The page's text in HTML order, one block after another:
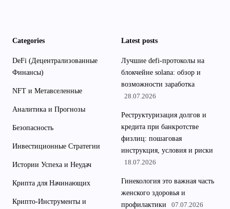
Categories
DeFi (Децентрализованные
Финансы)
NFT и Метавселенные
Аналитика и Прогнозы
Безопасность
Инвестиционные Стратегии
Истории Успеха и Неудач
Крипта для Начинающих
Крипто-Инструменты и
Latest posts
Лучшие defi-протоколы на
блокчейне solana: обзор и
возможности заработка
28.07.2026
Реструктуризация долгов и
кредита при банкротстве
физлиц: пошаговая
инструкция, условия и риски
18.07.2026
Гинекология это важная часть
женского здоровья и
профилактики
07.07.2026